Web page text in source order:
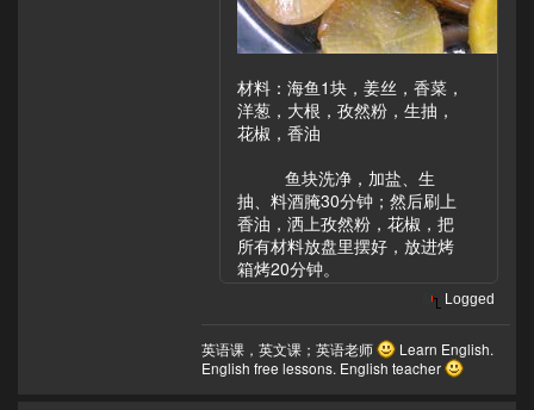
材料：海鱼1块，姜丝，香菜，
洋葱，大根，孜然粉，生抽，
花椒，香油
鱼块洗净，加盐、生
抽、料酒腌30分钟；然后刷上
香油，洒上孜然粉，花椒，把
所有材料放盘里摆好，放进烤
箱烤20分钟。
Logged
英语课，英文课；英语老师
Learn English.
English free lessons. English teacher